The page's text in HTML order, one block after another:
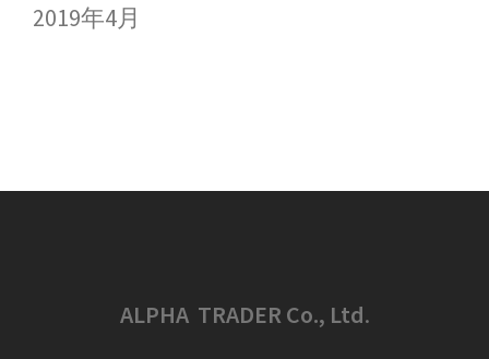
2019年4月
ALPHA TRADER Co., Ltd.